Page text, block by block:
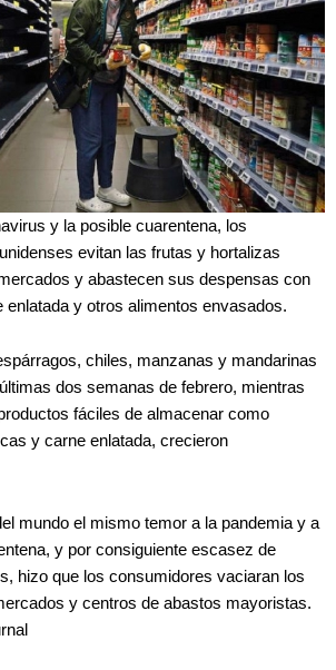
y la posible cuarentena, los
evitan las frutas y hortalizas
y abastecen sus despensas con
enlatada y otros alimentos envasados.
chiles, manzanas y mandarinas
dos semanas de febrero, mientras
fáciles de almacenar como
y carne enlatada, crecieron
mundo el mismo temor a la pandemia y a
y por consiguiente escasez de
hizo que los consumidores vaciaran los
y centros de abastos mayoristas.